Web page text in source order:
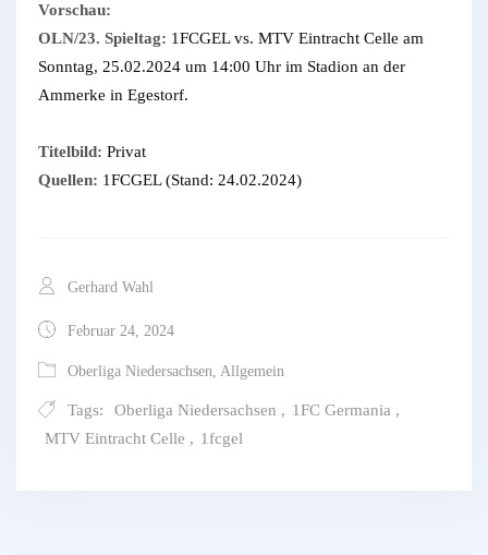
Vorschau:
OLN/23. Spieltag: 1FCGEL vs. MTV Eintracht Celle am
Sonntag, 25.02.2024 um 14:00 Uhr im Stadion an der
Ammerke in Egestorf.
Titelbild: Privat
Quellen: 1FCGEL (Stand: 24.02.2024)
Gerhard Wahl
Februar 24, 2024
Oberliga Niedersachsen, Allgemein
Tags: Oberliga Niedersachsen , 1FC Germania ,
MTV Eintracht Celle , 1fcgel